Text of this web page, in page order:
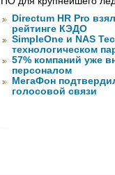
Directum HR Pro
рейтинге КЭДО
SimpleOne и NAS
технологическом
57% компаний уже
персоналом
МегаФон
голосовой связи